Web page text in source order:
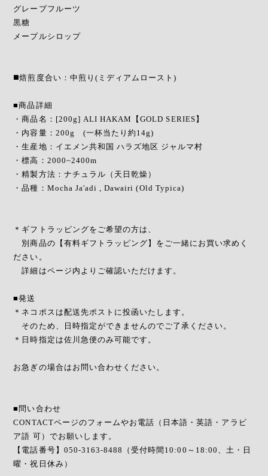
グレープフルーツ
黒糖
メープルシロップ
◼️焙煎度合い：中煎り(ミディアムロースト)
■商品詳細
・商品名：[200g] ALI HAKAM【GOLD SERIES】
・内容量：200g (一杯当たり約14g)
・生産地：イエメン共和国 ハラズ地区 ジャルマ村
・標高：2000~2400m
・精製方法：ナチュラル（天日乾燥）
・品種：Mocha Ja'adi , Dawairi (Old Typica)
＊ギフトラッピングをご希望の方は、
別商品の【有料ギフトラッピング】をご一緒にお買い求めく
ださい。
詳細はページ内よりご確認いただけます。
■発送
＊ネコポスは配送先ポストに投函いたします。
そのため、日時指定ができませんのでご了承ください。
＊日時指定は佐川急便のみ可能です。
お急ぎの場合はお問い合わせください。
■問い合わせ
CONTACTページのフォームやお電話（日本語・英語・アラビ
ア語 可）でお願いします。
【電話番号】050-3163-8488（受付時間10:00～18:00、土・日
曜・祝日休み）